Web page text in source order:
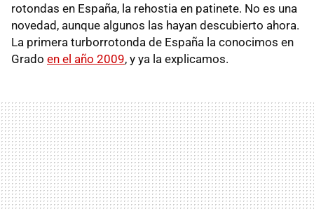
rotondas en España, la rehostia en patinete. No es una
novedad, aunque algunos las hayan descubierto ahora.
La primera turborrotonda de España la conocimos en
Grado en el año 2009, y ya la explicamos.